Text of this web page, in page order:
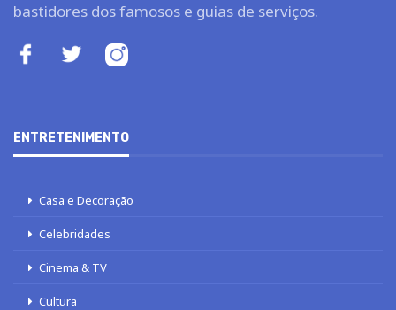
bastidores dos famosos e guias de serviços.
ENTRETENIMENTO
Casa e Decoração
Celebridades
Cinema & TV
Cultura